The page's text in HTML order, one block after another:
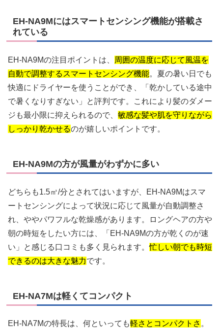
EH-NA9Mにはスマートセンシング機能が搭載さ
れている
EH-NA9Mの注目ポイントは、
周囲の温度に応じて風温を
自動で調整するスマートセンシング機能。夏の暑い日でも
快適にドライヤーを使うことができ、「乾かしている途中
で暑くなりすぎない」と評判です。これにより髪のダメー
ジも最小限に抑えられるので、 敏感な髪や肌を守りながら
しっかり乾かせるのが嬉しいポイントです。
EH-NA9Mの方が風量がわずかに多い
どちらも1.5㎥/分とされてはいますが、EH-NA9Mはスマ
ートセンシングによって状況に応じて風量が自動調整さ
れ、ややパワフルな乾燥感があります。ロングヘアの方や
朝の時短をしたい方には、「EH-NA9Mの方が乾くのが速
い」と感じる口コミも多く見られます。忙しい朝でも時短
できるのは大きな魅力です。
EH-NA7Mは軽くてコンパクト
EH-NA7Mの特長は、何といっても軽さとコンパクトさ 。